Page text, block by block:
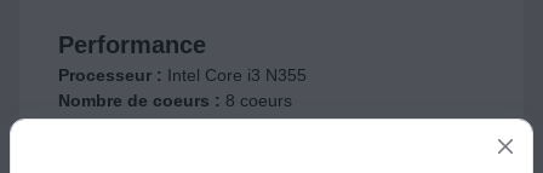
Performance
Processeur : Intel Core i3 N355
Nombre de coeurs : 8 coeurs
Intérêt du nombre de coeurs :un nombre de coeur